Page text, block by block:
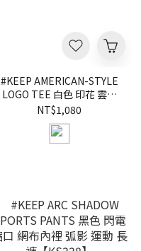
#KEEP AMERICAN-STYLE
LOGO TEE 白色 印花 雲朵
美式 LOGO 短
TEE【KS339】
NT$1,080